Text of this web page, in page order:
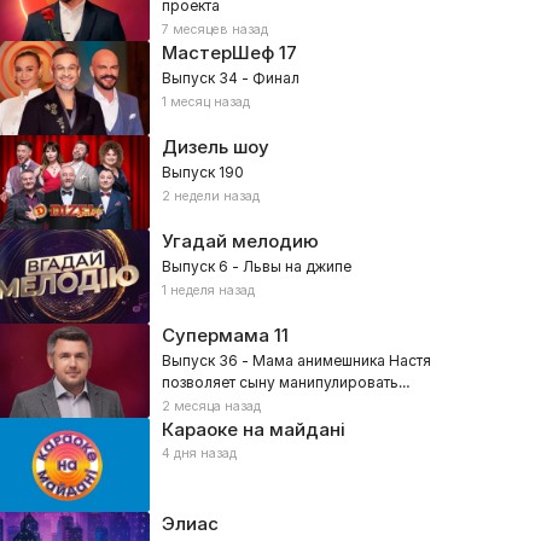
проекта
7 месяцев назад
МастерШеф17
Выпуск 34 - Финал
1 месяц назад
Дизель шоу
Выпуск 190
2 недели назад
Угадай мелодию
Выпуск 6 - Львы на джипе
1 неделя назад
Супермама 11
Выпуск 36 - Мама анимешника Настя
позволяет сыну манипулировать
собой?
2 месяца назад
Караоке на майдані
4 дня назад
Элиас